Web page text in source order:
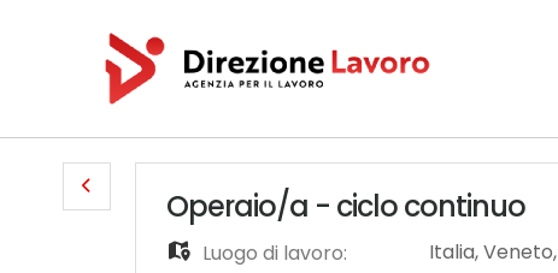
Operaio/a - ciclo continuo
Luogo di lavoro: Italia,Veneto,